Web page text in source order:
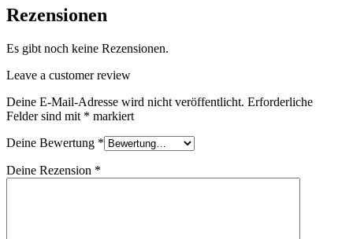
Rezensionen
Es gibt noch keine Rezensionen.
Leave a customer review
Deine E-Mail-Adresse wird nicht veröffentlicht. Erforderliche
Felder sind mit * markiert
Deine Bewertung *
Deine Rezension *